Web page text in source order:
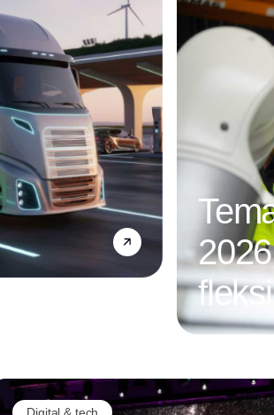
gennemsigtigheden, og sikre præcise,
salgsfremmende forecasts.
Annonce